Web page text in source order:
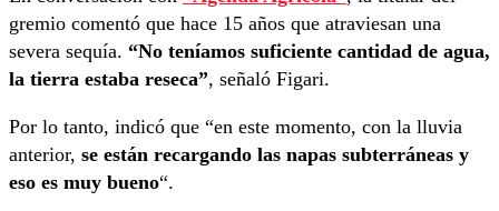
gremio comentó que hace 15 años que atraviesan una
severa sequía. “No teníamos suficiente cantidad de agua,
la tierra estaba reseca”, señaló Figari.
Por lo tanto, indicó que “en este momento, con la lluvia
anterior, se están recargando las napas subterráneas y
eso es muy bueno“.